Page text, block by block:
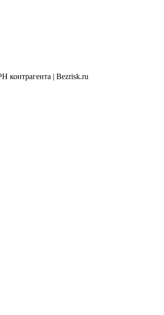
контрагента | Bezrisk.ru